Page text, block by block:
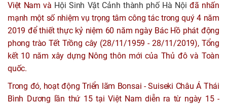
Việt Nam và Hội Sinh Vật Cảnh thành phố Hà Nội đã nhấn
mạnh một số nhiệm vụ trọng tâm công tác trong quý 4 năm
2019 để thiết thực kỷ niệm 60 năm ngày Bác Hồ phát động
phong trào Tết Trồng cây (28/11/1959 - 28/11/2019), Tổng
kết 10 năm xây dựng Nông thôn mới của Thủ đô và Toàn
quốc.
Trong đó, hoạt động Triển lãm Bonsai - Suiseki Châu Á Thái
Bình Dương lần thứ 15 tại Việt Nam diễn ra từ ngày 15 -